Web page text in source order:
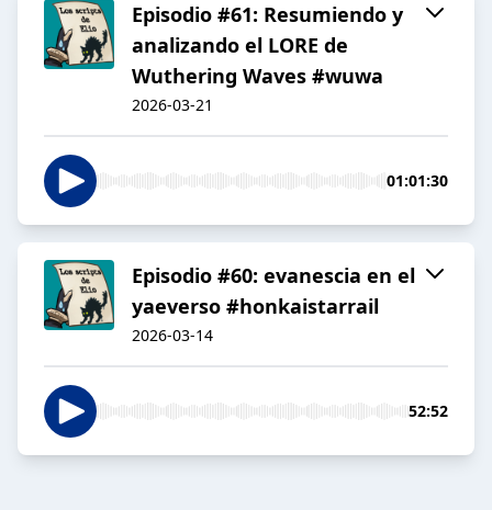
Episodio #61: Resumiendo y
analizando el LORE de
Wuthering Waves #wuwa
2026-03-21
01:01:30
Episodio #60: evanescia en el
yaeverso #honkaistarrail
2026-03-14
52:52